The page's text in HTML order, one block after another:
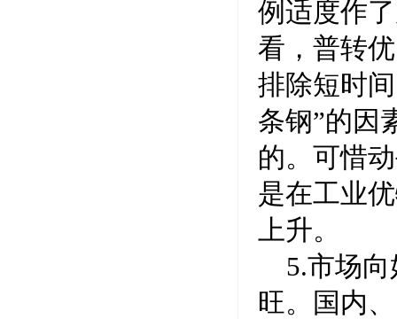
例适度作
看，普转
排除短时
条钢”的因
的。可惜
是在工业
上升。
5.市场
旺。国内